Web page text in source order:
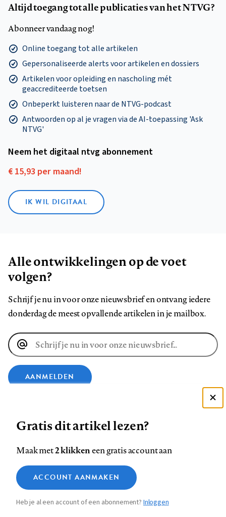
Altijd toegang tot alle publicaties van het NTVG?
Abonneer vandaag nog!
Online toegang tot alle artikelen
Gepersonaliseerde alerts voor artikelen en dossiers
Artikelen voor opleiding en nascholing mét
geaccrediteerde toetsen
Onbeperkt luisteren naar de NTVG-podcast
Antwoorden op al je vragen via de AI-toepassing 'Ask
NTVG'
Neem het digitaal ntvg abonnement
€ 15,93 per maand!
IK WIL DIGITAAL
Alle ontwikkelingen op de voet
volgen?
Schrijf je nu in voor onze nieuwsbrief en ontvang iedere
donderdag de meest opvallende artikelen in je mailbox.
E-
mailadres
AANMELDEN
op
Facebook
op
LinkedIn
op
Bluesky
ons
op
InstagramYouTube
Footer
navigation
Contact Colofon Disclaimer Privacy
Medische vragen verdienen
betrouwbare antwoorden
Zie onze cookie policy
Analytische cookies
Marketing cookies
Gratis dit artikel lezen?
Maak met2 klikkeneen gratis account aan
ACCOUNT AANMAKEN
Heb je al een account of een abonnement?Inloggen